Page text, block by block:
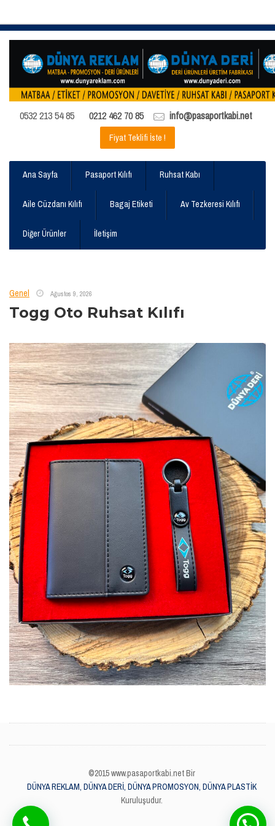
0532 213 54 85 0212 462 70 85 info@pasaportkabi.net
Fiyat Teklifi İste !
Ana Sayfa Pasaport Kılıfı Ruhsat Kabı
Aile Cüzdanı Kılıfı Bagaj Etiketi Av Tezkeresi Kılıfı
Diğer Ürünler İletişim
Genel Ağustos 9, 2026
Togg Oto Ruhsat Kılıfı
©2015 www.pasaportkabi.net Bir
DÜNYA REKLAM, DÜNYA DERİ, DÜNYA PROMOSYON, DÜNYA PLASTİK
Kuruluşudur.